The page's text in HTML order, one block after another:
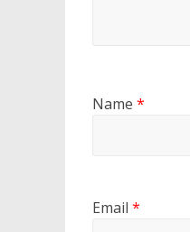
Name *
Email *